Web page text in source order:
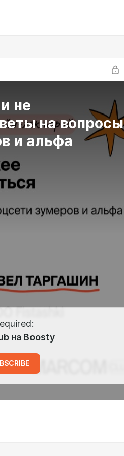
не
на вопросы
и альфа
на Boosty